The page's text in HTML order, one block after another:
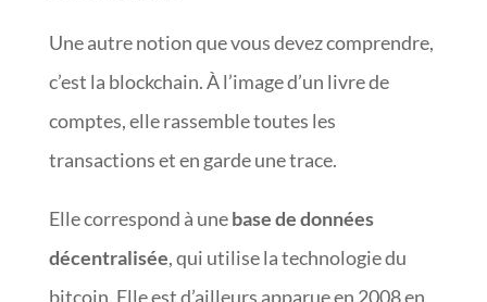
Une autre notion que vous devez comprendre,
c’est la blockchain. À l’image d’un livre de
comptes, elle rassemble toutes les
transactions et en garde une trace.
Elle correspond à unebase de données
décentralisée, qui utilise la technologie du
bitcoin. Elle est d’ailleurs apparue en 2008 en